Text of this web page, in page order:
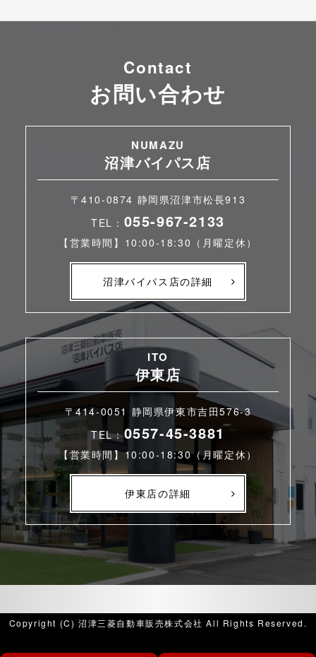
Contact
お問い合わせ
NUMAZU
沼津バイパス店
〒410-0874 静岡県沼津市松長913
TEL： 055-967-2133
【営業時間】10:00-18:30（月曜定休）
沼津バイパス店の詳細
ITO
伊東店
〒414-0051 静岡県伊東市吉田576-3
TEL：0557-45-3881
【営業時間】10:00-18:30（月曜定休）
伊東店の詳細
Copyright (C) 沼津三菱自動車販売株式会社 All Rights Reserved.